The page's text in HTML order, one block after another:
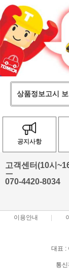
상품정보고시 보
공지사항
고객센터(10시
ㅡ
070-4420-8034
이용안내
대표 :
통